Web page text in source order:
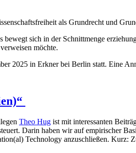
als Grundrecht und
sich in der Schnittmenge
möchte.
2025 in Erkner bei Berlin statt. Eine
Theo Hug ist mit interessanten
Darin haben wir auf empirischer
Technology anzuschließen. Kurz: